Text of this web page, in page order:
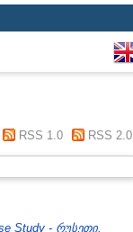
RSS 1.0 RSS 2.0
Study - რუსეთი.